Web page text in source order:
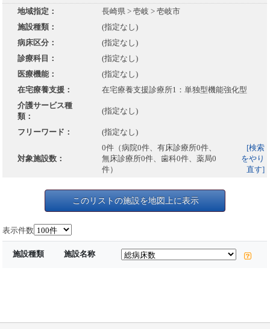
地域指定：
長崎県 > 壱岐 > 壱岐市
施設種類：
(指定なし)
病床区分：
(指定なし)
診療科目：
(指定なし)
医療機能：
(指定なし)
在宅療養支援：
在宅療養支援診療所1：単独型機能強化型
介護サービス種
類：
(指定なし)
フリーワード： (指定なし)
対象施設数：
0件（病院0件、有床診療所0件、
無床診療所0件、歯科0件、薬局0
件）
[検索
をやり
直す]
このリストの施設を地図上に表示
表示件数
施設種類 施設名称